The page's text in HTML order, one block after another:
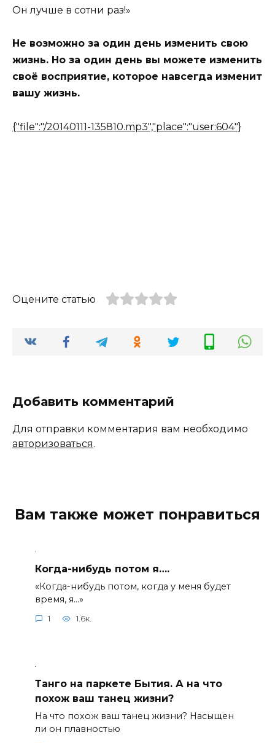
Он лучше в сотни раз!»
Не возможно за один день изменить свою
жизнь. Но за один день вы можете изменить
своё восприятие, которое навсегда изменит
вашу жизнь.
{"file":"/20140111-135810.mp3","place":"user:604"}
Оцените статью
Добавить комментарий
Для отправки комментария вам необходимо
авторизоваться.
Вам также может понравиться
Когда-нибудь потом я….
«Когда-нибудь потом, когда у меня будет
время, я…»
1 1.6к.
Танго на паркете Бытия. А на что
похож ваш танец жизни?
На что похож ваш танец жизни? Насыщен
ли он плавностью